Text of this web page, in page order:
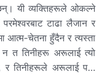
यी व्यक्तिहरूले ओकल्ने
टाढा लैजान र
आत्म-चेतना हुँदैन र त्यस्ता
न त तिनीहरू अरूलाई त्यो
र तिनीहरूले अरूलाई पनि